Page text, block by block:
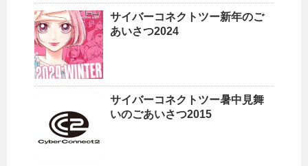
サイバーコネクトツー新年のご
あいさつ2024
サイバーコネクトツー暑中見舞
いのごあいさつ2015